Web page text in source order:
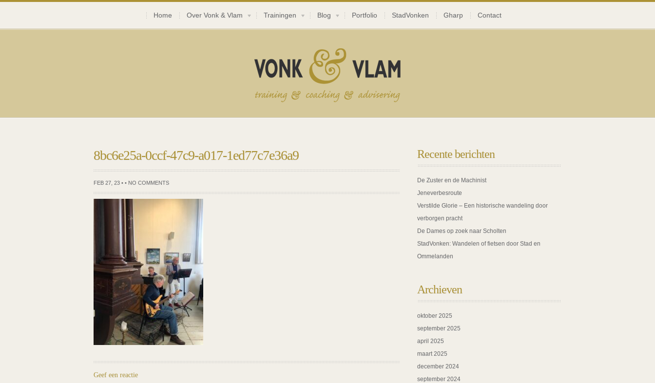
Home Over Vonk & Vlam Trainingen Blog Portfolio StadVonken Gharp Contact
8bc6e25a-0ccf-47c9-a017-1ed77c7e36a9
FEB 27, 23 • • NO COMMENTS
Geef een reactie
Recente berichten
De Zuster en de Machinist
Jeneverbesroute
Verstilde Glorie – Een historische wandeling door
verborgen pracht
De Dames op zoek naar Scholten
StadVonken: Wandelen of fietsen door Stad en
Ommelanden
Archieven
oktober 2025
september 2025
april 2025
maart 2025
december 2024
september 2024